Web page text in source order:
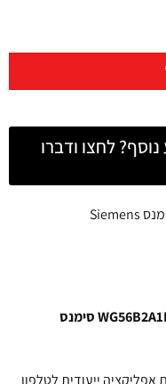
לחצו ודברו
מכונת כביסה 10 ק"ג 1600 סל"ד דגם WG56B2A1IL סימנס
ייעודית לטלפון